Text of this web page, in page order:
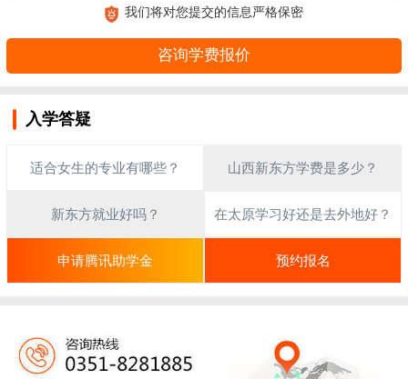
我们将对您提交的信息严格保密
入学答疑
适合女生的专业有哪些？ 山西新东方学费是多少？
新东方就业好吗？ 在太原学习好还是去外地好？
申请腾讯助学金 预约报名